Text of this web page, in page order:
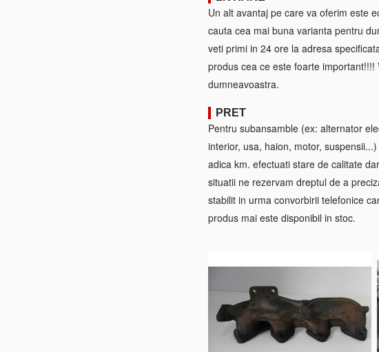
Un alt avantaj pe care va oferim este
cauta cea mai buna varianta pentru
veti primi in 24 ore la adresa
produs cea ce este foarte
dumneavoastra.
PRET
Pentru subansamble (ex: alternator
interior, usa, haion, motor,
adica km. efectuati stare de calitate
situatii ne rezervam dreptul de a
stabilit in urma convorbirii telefonice
produs mai este disponibil in stoc.